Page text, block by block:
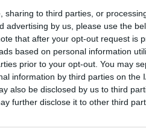
sharing to third parties, or
advertising by us, please use the
that after your opt-out request is
based on personal information
prior to your opt-out. You may
information by third parties on the
also be disclosed by us to third
further disclose it to other third
Η εταιρεία ΘΑΛΑΣΣΙΟΣ ΚΟΣΜΟΣ Α.Ε.Β.Ε. επιθυμεί να προσλάβει Αποθηκάριο